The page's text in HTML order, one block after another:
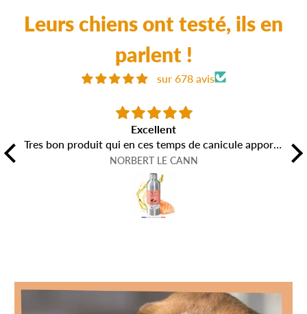
Leurs chiens ont testé, ils en
parlent !
sur 678 avis
Excellent
Tres bon produit qui en ces temps de canicule apporte
un plus lorsque mes chiens manque d'appétit avec
leurs croquettes habituelles
NORBERT LE CANN